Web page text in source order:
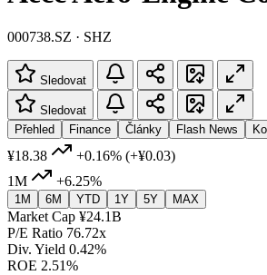
000738.SZ · SHZ
Sledovat
Sledovat
Přehled
Finance Články Flash News
¥18.38 +0.16% (+¥0.03)
1M
+6.25%
1M 6M YTD 1Y 5Y MAX
Market Cap ¥24.1B
P/E Ratio 76.72x
Div. Yield 0.42%
ROE 2.51%